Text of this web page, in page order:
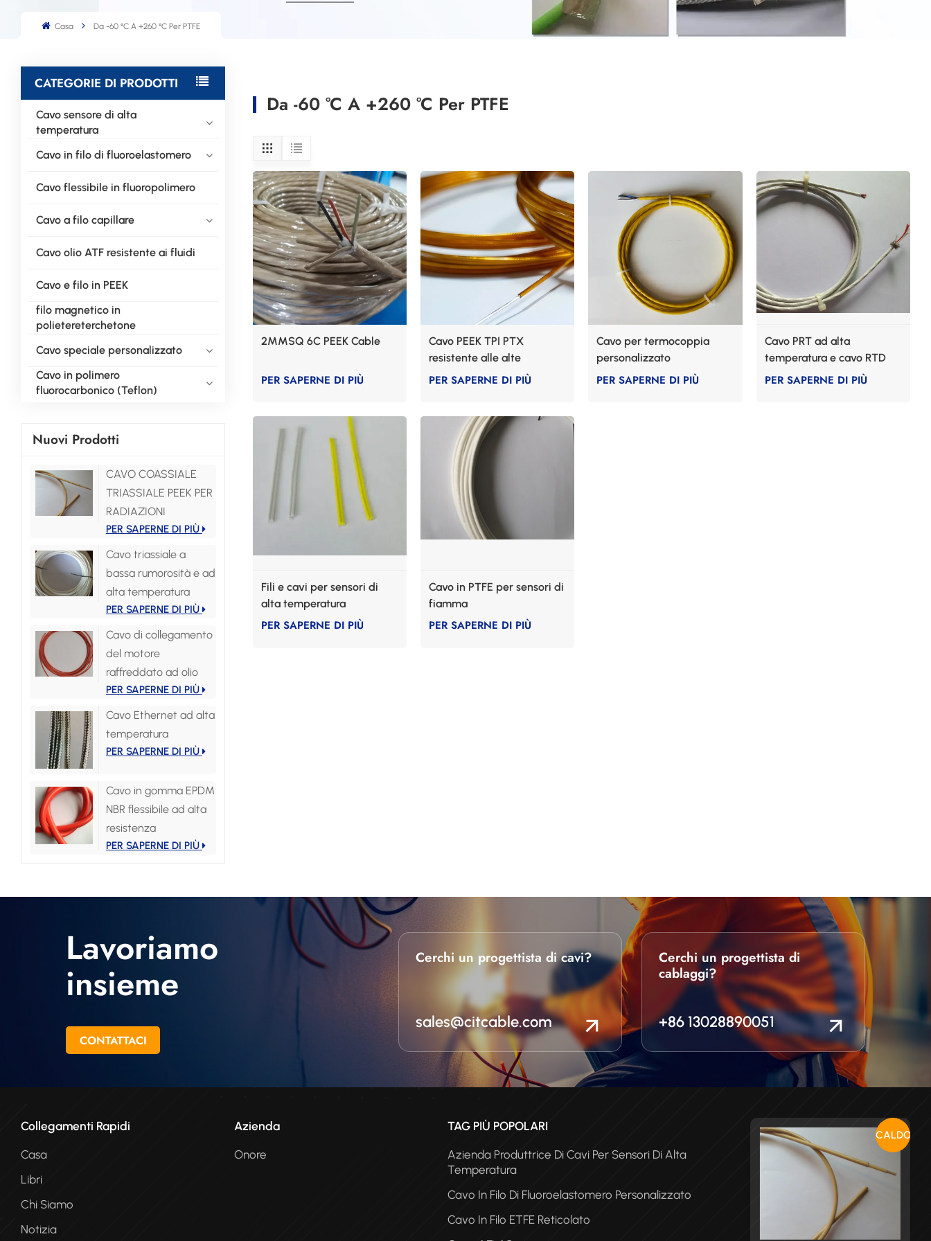
Casa Da -60 °C A +260 °C Per PTFE
CATEGORIE DI PRODOTTI
Cavo sensore di alta
temperatura
Cavo in filo di fluoroelastomero
Cavo flessibile in fluoropolimero
Cavo a filo capillare
Cavo olio ATF resistente ai fluidi
Cavo e filo in PEEK
filo magnetico in
polietereterchetone
Cavo speciale personalizzato
Cavo in polimero
fluorocarbonico (Teflon)
Nuovi Prodotti
CAVO COASSIALE
TRIASSIALE PEEK PER
RADIAZIONI
PER SAPERNE DI PIÙ
Cavo triassiale a
bassa rumorosità e ad
alta temperatura
PER SAPERNE DI PIÙ
Cavo di collegamento
del motore
raffreddato ad olio
PER SAPERNE DI PIÙ
Cavo Ethernet ad alta
temperatura
PER SAPERNE DI PIÙ
Cavo in gomma EPDM
NBR flessibile ad alta
resistenza
PER SAPERNE DI PIÙ
Da -60 °C A +260 °C Per PTFE
2MMSQ 6C PEEK Cable
PER SAPERNE DI PIÙ
Cavo PEEK TPI PTX
resistente alle alte
temperature
PER SAPERNE DI PIÙ
Cavo per termocoppia
personalizzato
PER SAPERNE DI PIÙ
Cavo PRT ad alta
temperatura e cavo RTD
PER SAPERNE DI PIÙ
Fili e cavi per sensori di
alta temperatura
PER SAPERNE DI PIÙ
Cavo in PTFE per sensori di
fiamma
PER SAPERNE DI PIÙ
Lavoriamo
insieme
CONTATTACI
Cerchi un progettista di cavi?
sales@citcable.com
Cerchi un progettista di
cablaggi?
+86 13028890051
Collegamenti Rapidi
Casa
Libri
Chi Siamo
Notizia
Azienda
Onore
TAG PIÙ POPOLARI
Azienda Produttrice Di Cavi Per Sensori Di Alta
Temperatura
Cavo In Filo Di Fluoroelastomero Personalizzato
Cavo In Filo ETFE Reticolato
CALDO